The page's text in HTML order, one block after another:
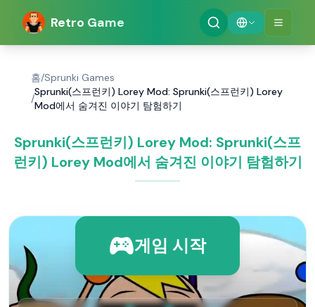
Retro Game
홈/Sprunki Games
/
Sprunki(스프런키) Lorey Mod: Sprunki(스프런키) Lorey
Mod에서 숨겨진 이야기 탐험하기
Sprunki(스프런키) Lorey Mod: Sprunki(스프
런키) Lorey Mod에서 숨겨진 이야기 탐험하기
게임 시작